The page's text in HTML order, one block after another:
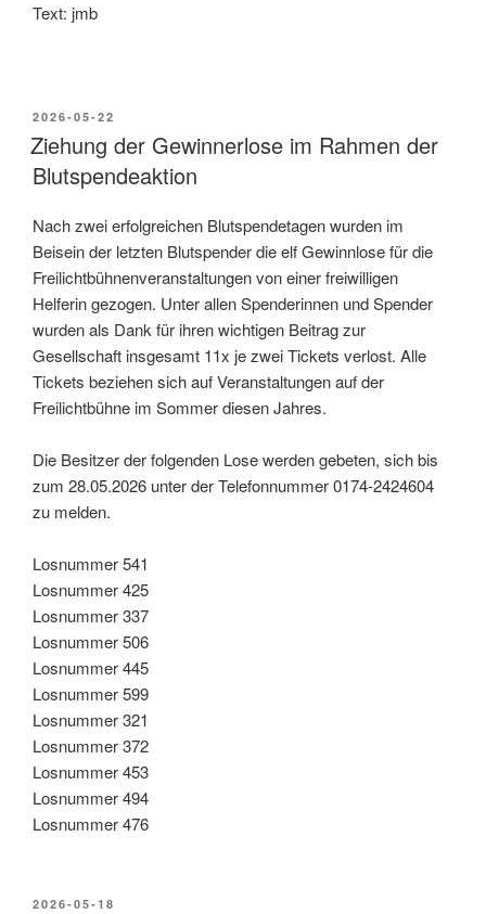
Text: jmb
2026-05-22
Ziehung der Gewinnerlose im Rahmen der
Blutspendeaktion
Nach zwei erfolgreichen Blutspendetagen wurden im
Beisein der letzten Blutspender die elf Gewinnlose für die
Freilichtbühnenveranstaltungen von einer freiwilligen
Helferin gezogen. Unter allen Spenderinnen und Spender
wurden als Dank für ihren wichtigen Beitrag zur
Gesellschaft insgesamt 11x je zwei Tickets verlost. Alle
Tickets beziehen sich auf Veranstaltungen auf der
Freilichtbühne im Sommer diesen Jahres.
Die Besitzer der folgenden Lose werden gebeten, sich bis
zum 28.05.2026 unter der Telefonnummer 0174-2424604
zu melden.
Losnummer 541
Losnummer 425
Losnummer 337
Losnummer 506
Losnummer 445
Losnummer 599
Losnummer 321
Losnummer 372
Losnummer 453
Losnummer 494
Losnummer 476
2026-05-18